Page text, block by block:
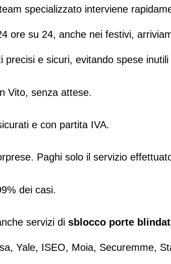
specializzato interviene
ore su 24, anche nei festivi,
e sicuri, evitando spese
Vito, senza attese.
e con partita IVA.
Paghi solo il servizio
dei casi.
servizi di sblocco porte
, Yale, ISEO, Moia, Securemme,